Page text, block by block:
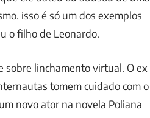
isso é só um dos exemplos
o filho de Leonardo.
sobre linchamento virtual. O ex
tomem cuidado com o
novo ator na novela Poliana